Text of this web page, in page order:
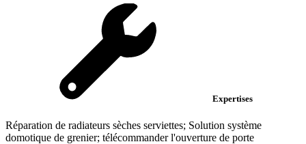
Expertises
Réparation de radiateurs sèches serviettes; Solution système
domotique de grenier; télécommander l'ouverture de porte